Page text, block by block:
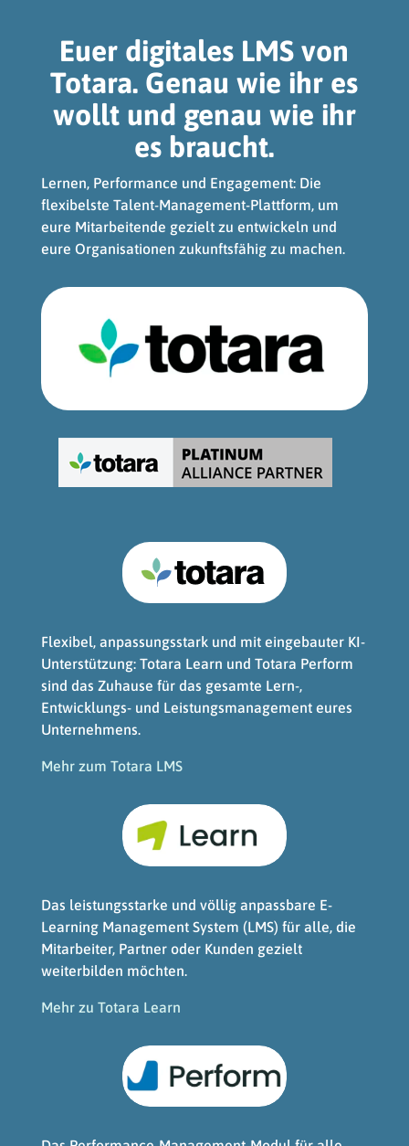
Euer digitales LMS von
Totara. Genau wie ihr es
wollt und genau wie ihr
es braucht.
Lernen, Performance und Engagement: Die
flexibelste Talent-Management-Plattform, um
eure Mitarbeitende gezielt zu entwickeln und
eure Organisationen zukunftsfähig zu machen.
Flexibel, anpassungsstark und mit eingebauter KI-
Unterstützung: Totara Learn und Totara Perform
sind das Zuhause für das gesamte Lern-,
Entwicklungs- und Leistungsmanagement eures
Unternehmens.
Mehr zum Totara LMS
Das leistungsstarke und völlig anpassbare E-
Learning Management System (LMS) für alle, die
Mitarbeiter, Partner oder Kunden gezielt
weiterbilden möchten.
Mehr zu Totara Learn